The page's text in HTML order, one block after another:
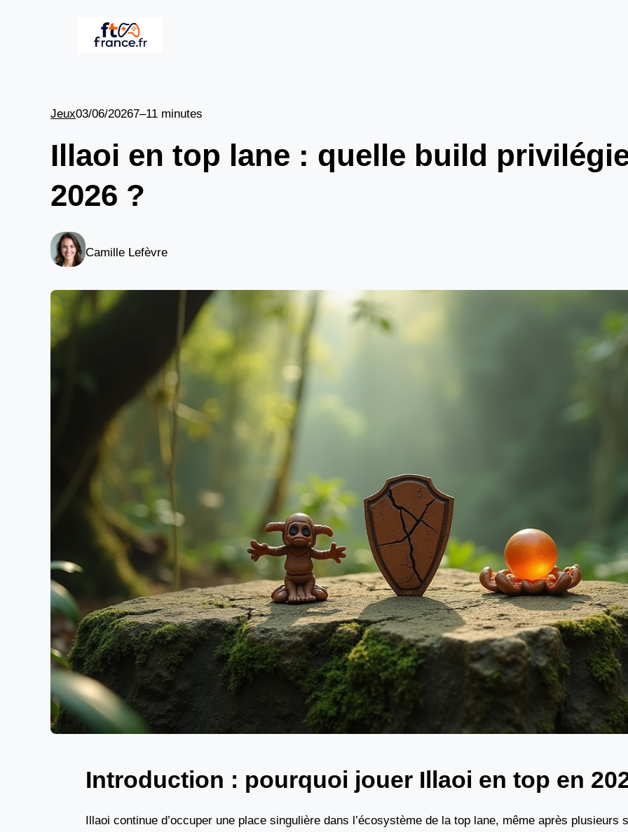
Jeux03/06/20267–11 minutes
Illaoi en top lane : quelle build
2026 ?
Camille Lefèvre
Introduction : pourquoi jouer Illaoi en top en
Illaoi continue d’occuper une place singulière dans l’écosystème de la top lane, même après plusieurs